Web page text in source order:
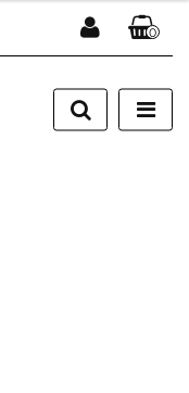
Zaloguj się
Zarejestruj się
0